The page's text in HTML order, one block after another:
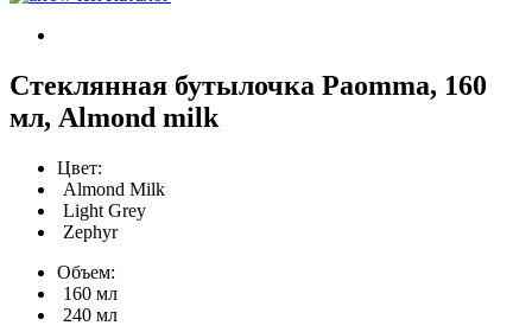
Стеклянная бутылочка Paomma, 160
мл, Almond milk
Цвет:
Almond Milk
Light Grey
Zephyr
Объем:
160 мл
240 мл